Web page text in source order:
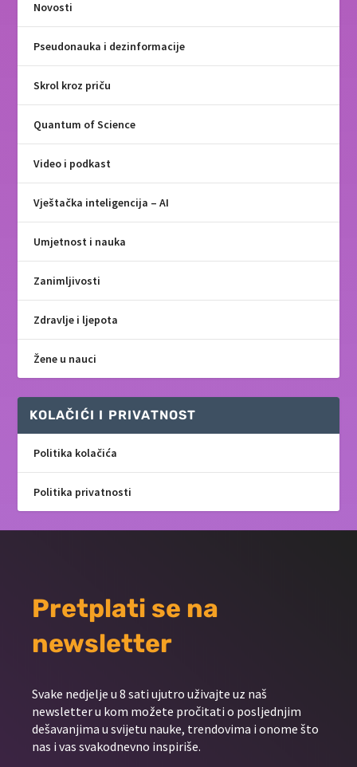
Novosti
Pseudonauka i dezinformacije
Skrol kroz priču
Quantum of Science
Video i podkast
Vještačka inteligencija – AI
Umjetnost i nauka
Zanimljivosti
Zdravlje i ljepota
Žene u nauci
KOLAČIĆI I PRIVATNOST
Politika kolačića
Politika privatnosti
Pretplati se na
newsletter
Svake nedjelje u 8 sati ujutro uživajte uz naš
newsletter u kom možete pročitati o posljednjim
dešavanjima u svijetu nauke, trendovima i onome što
nas i vas svakodnevno inspiriše.